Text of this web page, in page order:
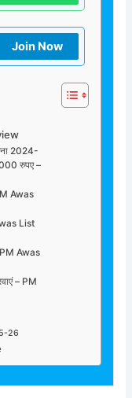
Join Now
2024-
रुपए –
Awas
List
PM Awas
– PM
26